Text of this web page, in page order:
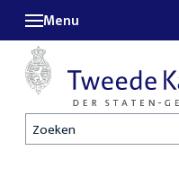
Zoeken
Menu